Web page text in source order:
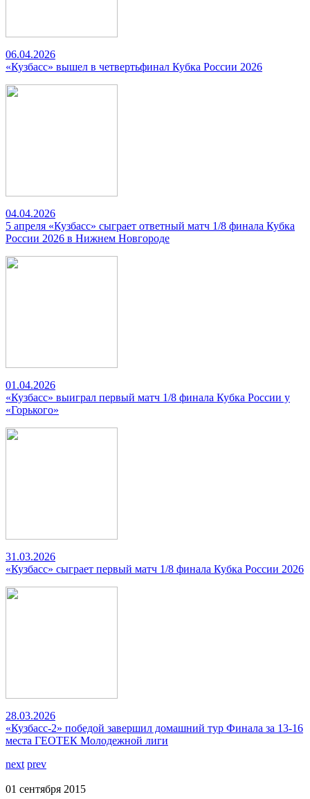
06.04.2026
«Кузбасс» вышел в четвертьфинал Кубка России 2026
04.04.2026
5 апреля «Кузбасс» сыграет ответный матч 1/8 финала Кубка
России 2026 в Нижнем Новгороде
01.04.2026
«Кузбасс» выиграл первый матч 1/8 финала Кубка России у
«Горького»
31.03.2026
«Кузбасс» сыграет первый матч 1/8 финала Кубка России 2026
28.03.2026
«Кузбасс-2» победой завершил домашний тур Финала за 13-16
места ГЕОТЕК Молодежной лиги
next prev
01 сентября 2015